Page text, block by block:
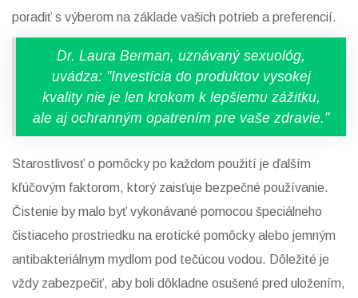
poradiť s výberom na základe vašich potrieb a preferencií.
Dr. Laura Berman, uznávaný sexuológ,
uvádza: "Investícia do produktov vysokej
kvality nie je len krokom k lepšiemu zážitku,
ale aj ochranným opatrením pre vaše zdravie."
Starostlivosť o pomôcky po každom použití je ďalším
kľúčovým faktorom, ktorý zaisťuje bezpečné používanie.
Čistenie by malo byť vykonávané pomocou špeciálneho
čistiaceho prostriedku na erotické pomôcky alebo jemným
antibakteriálnym mydlom pod tečúcou vodou. Dôležité je
vždy zabezpečiť, aby boli dôkladne osušené pred uložením,